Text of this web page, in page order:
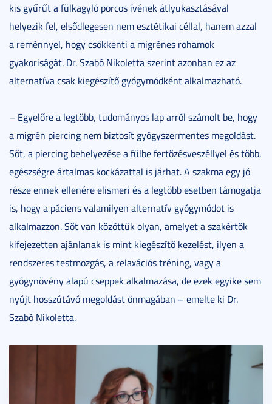
kis gyűrűt a fülkagyló porcos ívének átlyukasztásával
helyezik fel, elsődlegesen nem esztétikai céllal, hanem azzal
a reménnyel, hogy csökkenti a migrénes rohamok
gyakoriságát. Dr. Szabó Nikoletta szerint azonban ez az
alternatíva csak kiegészítő gyógymódként alkalmazható.
– Egyelőre a legtöbb, tudományos lap arról számolt be, hogy
a migrén piercing nem biztosít gyógyszermentes megoldást.
Sőt, a piercing behelyezése a fülbe fertőzésveszéllyel és több,
egészségre ártalmas kockázattal is járhat. A szakma egy jó
része ennek ellenére elismeri és a legtöbb esetben támogatja
is, hogy a páciens valamilyen alternatív gyógymódot is
alkalmazzon. Sőt van közöttük olyan, amelyet a szakértők
kifejezetten ajánlanak is mint kiegészítő kezelést, ilyen a
rendszeres testmozgás, a relaxációs tréning, vagy a
gyógynövény alapú cseppek alkalmazása, de ezek egyike sem
nyújt hosszútávó megoldást önmagában – emelte ki Dr.
Szabó Nikoletta.